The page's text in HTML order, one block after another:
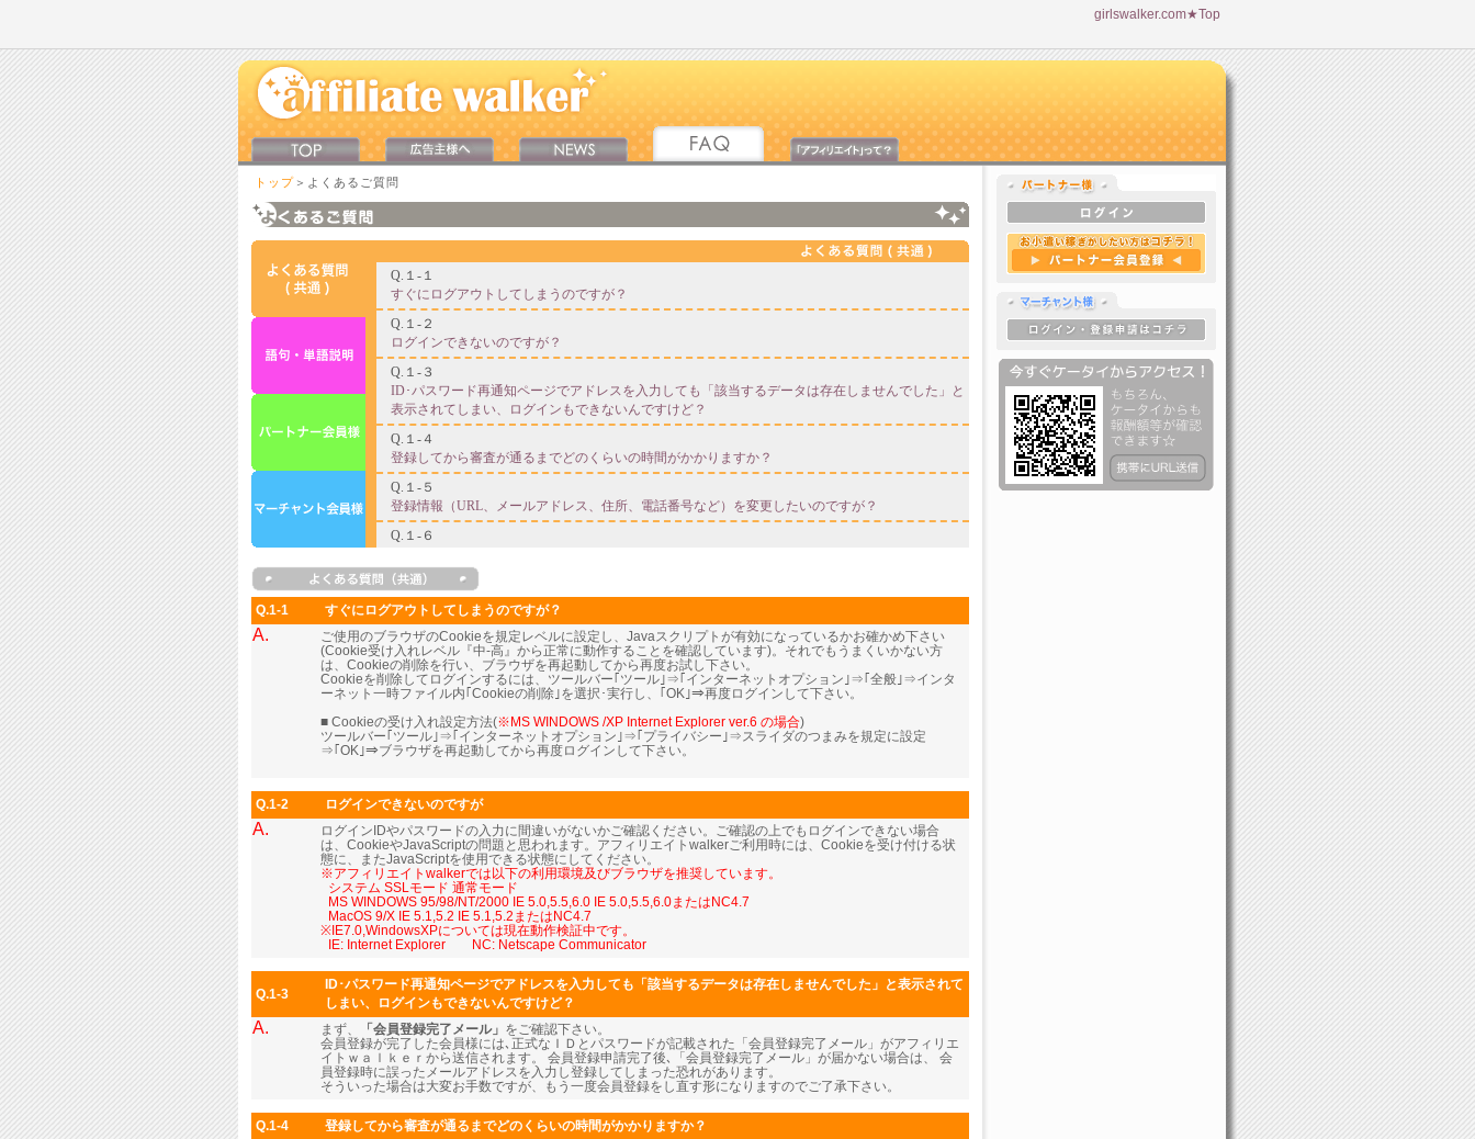
girlswalker.com★Top
トップ ＞よくあるご質問
Q.1-1 すぐにログアウトしてしまうのですが？
A.
ご使用のブラウザのCookieを規定レベルに設定し、Javaスクリプトが有効になっているかお確かめ下さい
(Cookie受け入れレベル『中-高』から正常に動作することを確認しています)。それでもうまくいかない方
は、Cookieの削除を行い、ブラウザを再起動してから再度お試し下さい。
Cookieを削除してログインするには、ツールバー｢ツール｣⇒｢インターネットオプション｣⇒｢全般｣⇒インタ
ーネット一時ファイル内｢Cookieの削除｣を選択･実行し、｢OK｣⇒再度ログインして下さい。
■ Cookieの受け入れ設定方法(※MS WINDOWS /XP Internet Explorer ver.6 の場合)
ツールバー｢ツール｣⇒｢インターネットオプション｣⇒｢プライバシー｣⇒スライダのつまみを規定に設定
⇒｢OK｣⇒ブラウザを再起動してから再度ログインして下さい。
Q.1-2 ログインできないのですが
A.
ログインIDやパスワードの入力に間違いがないかご確認ください。ご確認の上でもログインできない場合
は、CookieやJavaScriptの問題と思われます。アフィリエイトwalkerご利用時には、Cookieを受け付ける状
態に、またJavaScriptを使用できる状態にしてください。
※アフィリエイトwalkerでは以下の利用環境及びブラウザを推奨しています。
システム SSLモード 通常モード
MS WINDOWS 95/98/NT/2000 IE 5.0,5.5,6.0 IE 5.0,5.5,6.0またはNC4.7
MacOS 9/X IE 5.1,5.2 IE 5.1,5.2またはNC4.7
※IE7.0,WindowsXPについては現在動作検証中です。
IE: Internet Explorer NC: Netscape Communicator
Q.1-3
ID･パスワード再通知ページでアドレスを入力しても「該当するデータは存在しませんでした」と表示されて
しまい、ログインもできないんですけど？
A. まず、 「会員登録完了メール」 をご確認下さい。
会員登録が完了した会員様には､正式なＩＤとパスワードが記載された「会員登録完了メール」がアフィリエ
イトｗａｌｋｅｒから送信されます。 会員登録申請完了後､「会員登録完了メール」が届かない場合は、 会
員登録時に誤ったメールアドレスを入力し登録してしまった恐れがあります。
そういった場合は大変お手数ですが、もう一度会員登録をし直す形になりますのでご了承下さい。
Q.1-4 登録してから審査が通るまでどのくらいの時間がかかりますか？